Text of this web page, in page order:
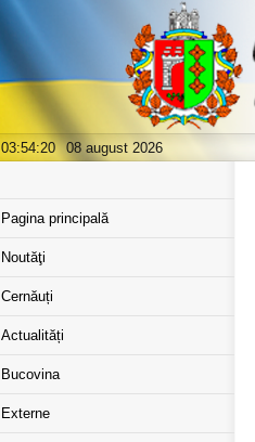
03:54:20 08 august 2026
Pagina principală
Noutăţi
Cernăuți
Actualități
Bucovina
Externe